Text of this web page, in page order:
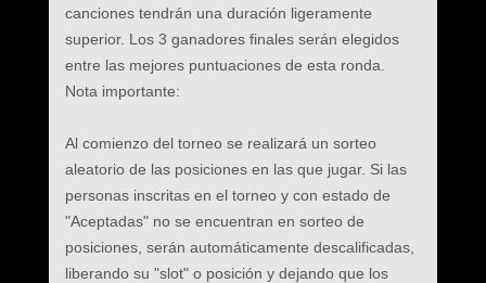
canciones tendrán una duración ligeramente
superior. Los 3 ganadores finales serán elegidos
entre las mejores puntuaciones de esta ronda.
Nota importante:
Al comienzo del torneo se realizará un sorteo
aleatorio de las posiciones en las que jugar. Si las
personas inscritas en el torneo y con estado de
"Aceptadas" no se encuentran en sorteo de
posiciones, serán automáticamente descalificadas,
liberando su "slot" o posición y dejando que los